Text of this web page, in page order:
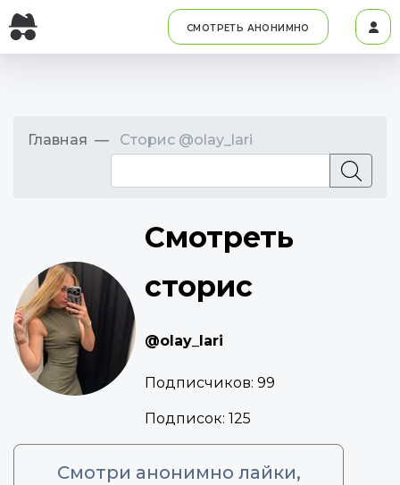
СМОТРЕТЬ АНОНИМНО
Главная Сторис @olay_lari
Смотреть
сторис
@olay_lari
Подписчиков: 99
Подписок: 125
Смотри анонимно лайки,